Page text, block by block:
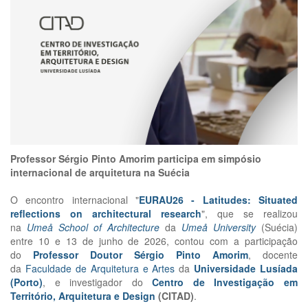
Professor Sérgio Pinto Amorim participa em simpósio
internacional de arquitetura na Suécia
O encontro internacional
"EURAU26 - Latitudes: Situated
reflections on architectural research", que se realizou
na Umeå School of Architecture da Umeå University(Suécia)
entre 10 e 13 de junho de 2026, contou com a participação
do Professor Doutor Sérgio Pinto Amorim, docente
da Faculdade de Arquitetura e Artes da Universidade Lusíada
(Porto), e investigador doCentro de Investigação em
Território, Arquitetura e Design (CITAD).